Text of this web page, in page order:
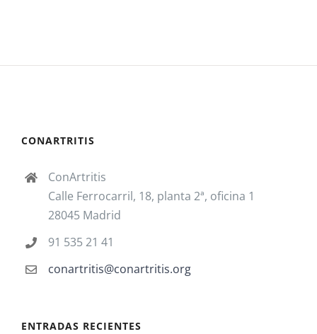
CONARTRITIS
ConArtritis
Calle Ferrocarril, 18, planta 2ª, oficina 1
28045 Madrid
91 535 21 41
conartritis@conartritis.org
ENTRADAS RECIENTES